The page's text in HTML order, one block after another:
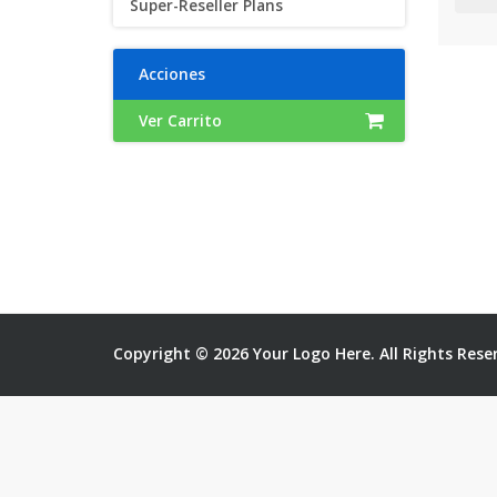
Super-Reseller Plans
Acciones
Ver Carrito
Copyright © 2026 Your Logo Here. All Rights